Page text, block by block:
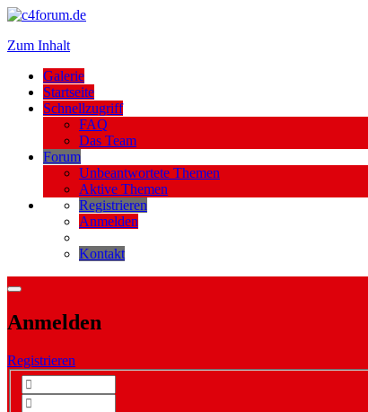
Zum Inhalt
Galerie
Startseite
Schnellzugriff
FAQ
Das Team
Forum
Unbeantwortete Themen
Aktive Themen
Registrieren
Anmelden
Kontakt
Anmelden
Registrieren